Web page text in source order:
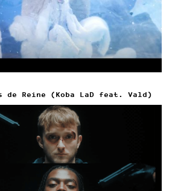
de Reine (Koba LaD feat. Vald)